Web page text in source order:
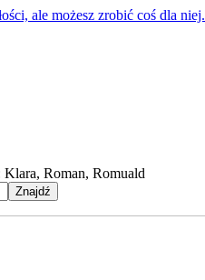
ale możesz zrobić coś dla niej.
Klara, Roman, Romuald